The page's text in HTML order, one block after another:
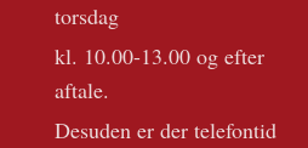
torsdag
kl. 10.00-13.00 og efter
aftale.
Desuden er der telefontid